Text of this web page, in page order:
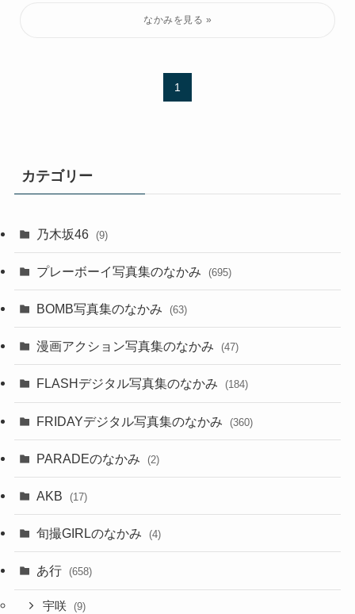
1
カテゴリー
乃木坂46 (9)
プレーボーイ写真集のなかみ (695)
BOMB写真集のなかみ (63)
漫画アクション写真集のなかみ (47)
FLASHデジタル写真集のなかみ (184)
FRIDAYデジタル写真集のなかみ (360)
PARADEのなかみ (2)
AKB (17)
旬撮GIRLのなかみ (4)
あ行 (658)
宇咲 (9)